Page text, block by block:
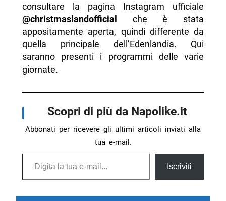
consultare la pagina Instagram ufficiale
@christmaslandofficial
che è stata
appositamente aperta, quindi differente da
quella principale dell’Edenlandia. Qui
saranno presenti i programmi delle varie
giornate.
Scopri di più da Napolike.it
Abbonati per ricevere gli ultimi articoli inviati alla
tua e-mail.
Digita la tua e-mail...
Iscriviti